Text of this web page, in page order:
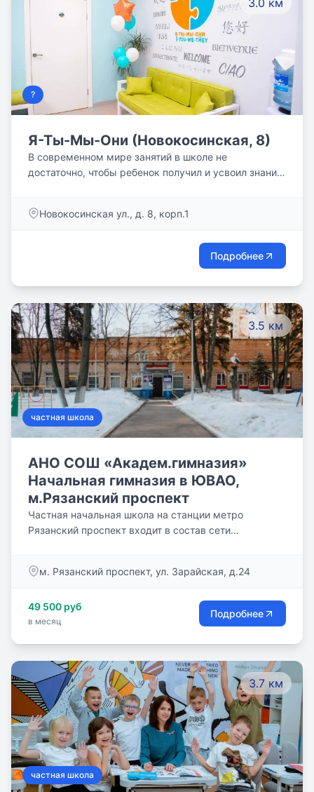
сохраняется). 3.0 км
?
Я-Ты-Мы-Они (Новокосинская, 8)
В современном мире занятий в школе не
достаточно, чтобы ребенок получил и усвоил знания,
взрослой жизни. Мы понимаем это и предоставляем
которым ваш ребенок будет учиться без пробелов, с
радостью и интересом. Наши опытные
Новокосинская ул., д. 8, корп.1
Подробнее
3.5 км
частная школа
АНО СОШ «Академ.гимназия»
Начальная гимназия в ЮВАО,
м.Рязанский проспект
Частная начальная школа на станции метро
Рязанский проспект входит в состав сети
Юго-Восточном административном округе на
Учреждение находится в тихом жилом районе на ул.
Зарайская, название которой произошло от имени г.
Классы начальной школы расположены на 2 этаже
отдельного крыла. Это автономно расположенные
специально оборудованные помещения, которые
содержат: классные комнаты, детские раздевалки,
спальную комнату для учащихся 1 класса, игровой,
спортивный и музыкальный залы, столовую, холлы
и коридоры.
м. Рязанский проспект, ул. Зарайская, д.24
49 500 руб
в месяц
Подробнее
3.7 км
частная школа